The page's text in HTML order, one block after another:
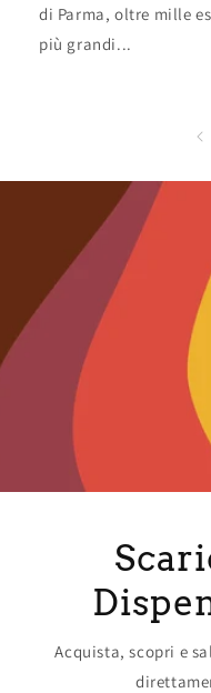
di Parma, oltre mille
più grandi...
Acquista, scopri e